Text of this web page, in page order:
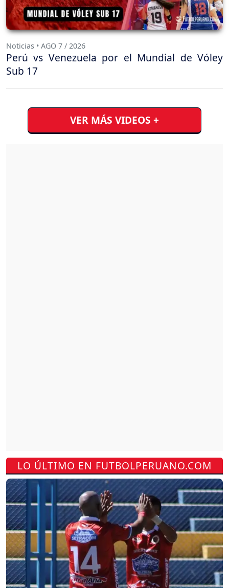
Noticias • AGO 7 / 2026
Perú vs Venezuela por el Mundial de Vóley
Sub 17
VER MÁS VIDEOS +
LO ÚLTIMO EN FUTBOLPERUANO.COM